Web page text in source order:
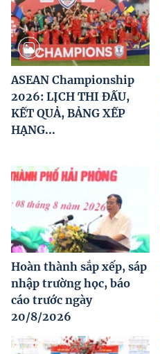
ASEAN Championship
2026: LỊCH THI ĐẤU,
KẾT QUẢ, BẢNG XẾP
HẠNG...
Hoàn thành sắp xếp, sáp
nhập trường học, báo
cáo trước ngày
20/8/2026